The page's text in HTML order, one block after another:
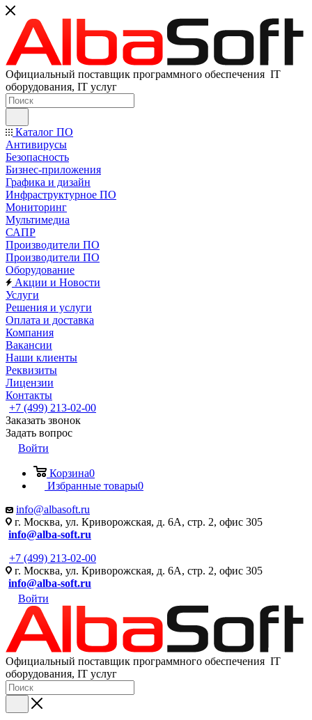
Официальный поставщик программного обеспечения IT
оборудования, IT услуг
Каталог ПО
Антивирусы
Безопасность
Бизнес-приложения
Графика и дизайн
Инфраструктурное ПО
Мониторинг
Мультимедиа
САПР
Производители ПО
Производители ПО
Оборудование
Акции и Новости
Услуги
Решения и услуги
Оплата и доставка
Компания
Вакансии
Наши клиенты
Реквизиты
Лицензии
Контакты
+7 (499) 213-02-00
Заказать звонок
Задать вопрос
Войти
Корзина0
Избранные товары0
info@albasoft.ru
г. Москва, ул. Криворожская, д. 6А, стр. 2, офис 305
info@alba-soft.ru
+7 (499) 213-02-00
г. Москва, ул. Криворожская, д. 6А, стр. 2, офис 305
info@alba-soft.ru
Войти
Официальный поставщик программного обеспечения IT
оборудования, IT услуг